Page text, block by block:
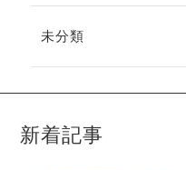
未分類
新着記事